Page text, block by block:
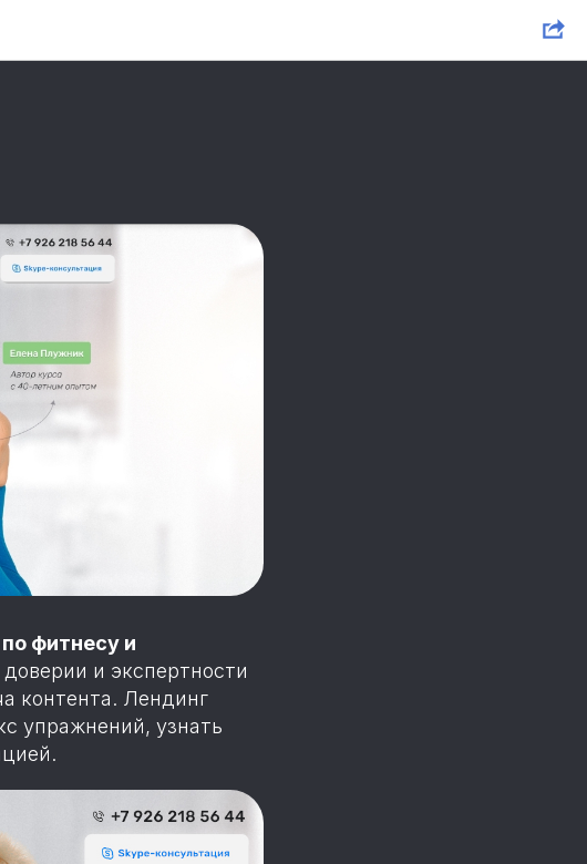
фитнесу и
и экспертности
контента. Лендинг
упражнений, узнать